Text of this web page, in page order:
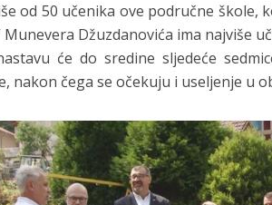
od 50 učenika ove područne škole,
Munevera Džuzdanovića ima najviše
će do sredine sljedeće
nakon čega se očekuju i useljenje u